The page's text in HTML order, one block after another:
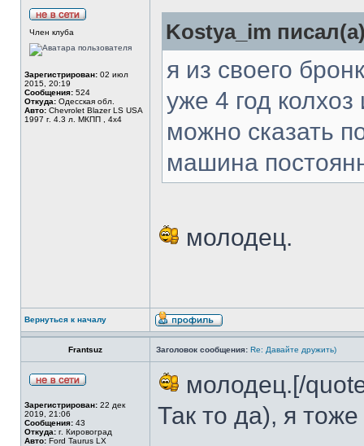
Член клуба
Зарегистрирован: 02 июл
2015, 20:19
Сообщения: 524
Откуда: Одесская обл.
Авто: Chevrolet Blazer LS USA
1997 г. 4.3 л. МКПП , 4х4
Kostya_im
я из своего
уже 4 год
можно сказать
машина
молодец.
Вернуться к началу
Frantsuz Заголовок сообщения: Re: Давайте дружить)
Зарегистрирован: 22 дек
2019, 21:06
Сообщения: 43
Откуда: г. Кировоград
Авто: Ford Taurus LX
молодец.[/
Так то да), я